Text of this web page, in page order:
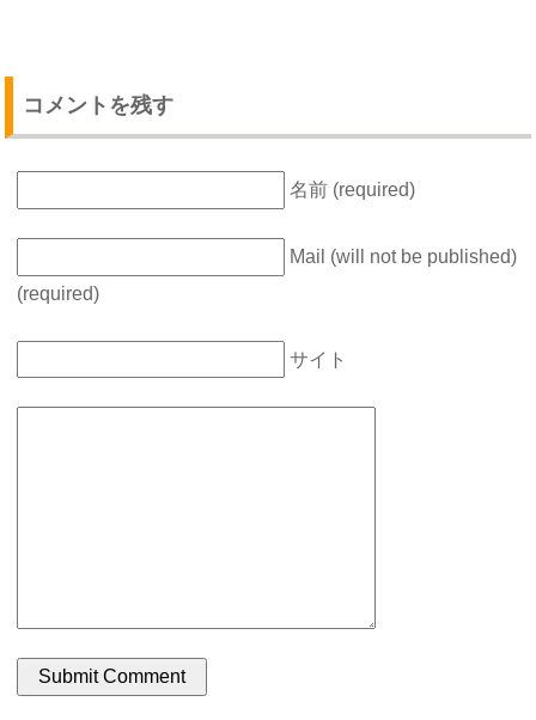
コメントを残す
名前 (required)
Mail (will not be published)
(required)
サイト